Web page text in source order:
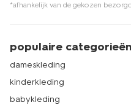
*afhankelijk van de gekozen
populaire categorieën
dameskleding
kinderkleding
babykleding